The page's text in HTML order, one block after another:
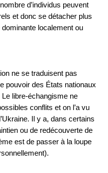
d’individus peuvent
et donc se détacher plus
localement ou
ne se traduisent pas
pouvoir des États nationaux
libre-échangisme ne
conflits et on l’a vu
Il y a, dans certains
ou de redécouverte de
est de passer à la loupe